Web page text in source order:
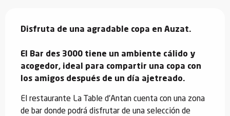
Disfruta de una agradable copa en Auzat.
El Bar des 3000 tiene un ambiente cálido y
acogedor, ideal para compartir una copa con
los amigos después de un día ajetreado.
El restaurante La Table d'Antan cuenta con una zona
de bar donde podrá disfrutar de una selección de